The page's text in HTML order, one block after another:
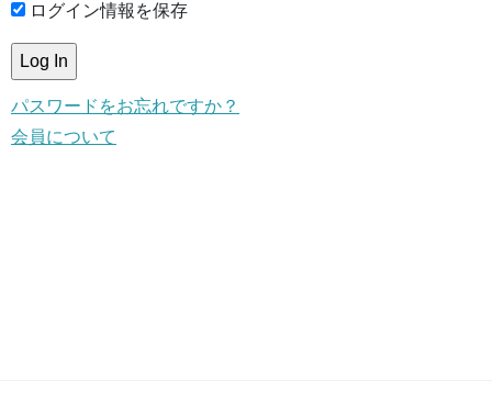
ログイン情報を保存
パスワードをお忘れですか？
会員について